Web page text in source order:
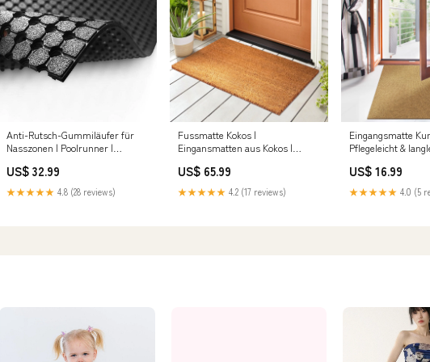
Anti-Rutsch-Gummiläufer für
Nasszonen | Poolrunner |
cm
US$ 32.99
★★★★★ 4.8 (28 reviews)
Fussmatte Kokos |
Eingansmatten aus Kokos |
auswählen:Natur
US$ 65.99
★★★★★ 4.2 (17 reviews)
Eingangsmatte
Pflegeleicht &
auswählen:100 cm
US$ 16.99
★★★★★ 4.0 (5